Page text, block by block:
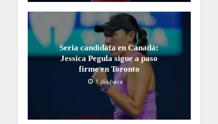
Seria candidata en Canadá:
Jessica Pegula sigue a paso
firme en Toronto
1 día hace